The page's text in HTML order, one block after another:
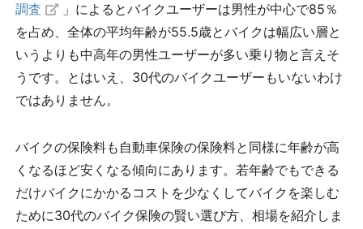
調査
」によるとバイクユーザーは男性が中心で85％
を占め、全体の平均年齢が55.5歳とバイクは幅広い層と
いうよりも中高年の男性ユーザーが多い乗り物と言えそ
うです。とはいえ、30代のバイクユーザーもいないわけ
ではありません。
バイクの保険料も自動車保険の保険料と同様に年齢が高
くなるほど安くなる傾向にあります。若年齢でもできる
だけバイクにかかるコストを少なくしてバイクを楽しむ
ために30代のバイク保険の賢い選び方、相場を紹介しま